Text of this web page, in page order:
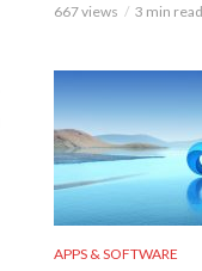
667 views 3 min read
APPS & SOFTWARE